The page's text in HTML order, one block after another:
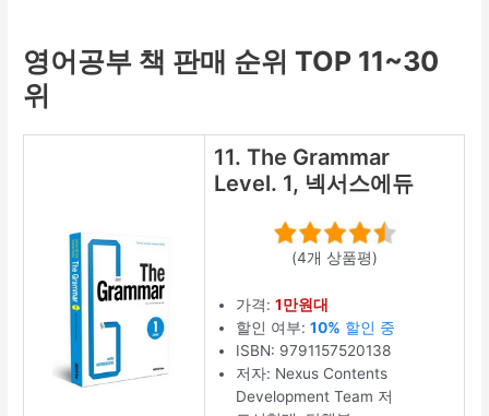
영어공부 책 판매 순위 TOP 11~30
위
11. The Grammar
Level. 1, 넥서스에듀
(4개 상품평)
가격:1만원대
할인 여부:10% 할인 중
ISBN: 9791157520138
저자: Nexus Contents
Development Team 저